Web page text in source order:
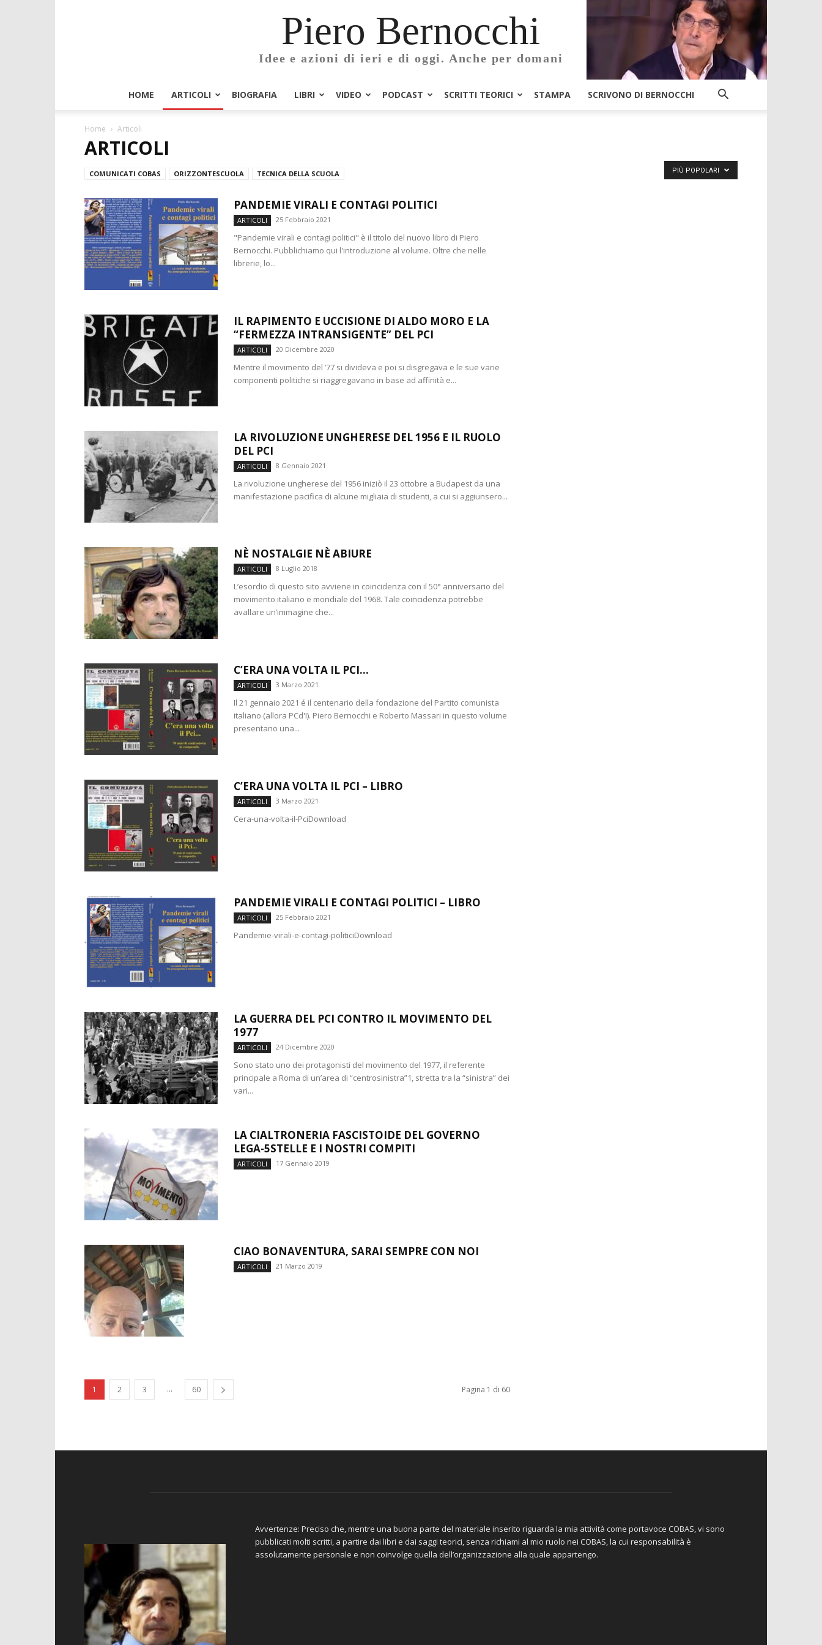
Piero Bernocchi
Idee e azioni di ieri e di oggi. Anche per domani
HOME ARTICOLI BIOGRAFIA LIBRI VIDEO PODCAST SCRITTI TEORICI STAMPA SCRIVONO DI BERNOCCHI
Home Articoli
ARTICOLI
COMUNICATI COBAS ORIZZONTESCUOLA TECNICA DELLA SCUOLA PIÙ POPOLARI
PANDEMIE VIRALI E CONTAGI POLITICI
ARTICOLI 25 Febbraio 2021
"Pandemie virali e contagi politici" è il titolo del nuovo libro di Piero
Bernocchi. Pubblichiamo qui l'introduzione al volume. Oltre che nelle
librerie, lo...
IL RAPIMENTO E UCCISIONE DI ALDO MORO E LA
“FERMEZZA INTRANSIGENTE” DEL PCI
ARTICOLI 20 Dicembre 2020
Mentre il movimento del ’77 si divideva e poi si disgregava e le sue varie
componenti politiche si riaggregavano in base ad affinità e...
LA RIVOLUZIONE UNGHERESE DEL 1956 E IL RUOLO
DEL PCI
ARTICOLI 8 Gennaio 2021
La rivoluzione ungherese del 1956 iniziò il 23 ottobre a Budapest da una
manifestazione pacifica di alcune migliaia di studenti, a cui si aggiunsero...
NÈ NOSTALGIE NÈ ABIURE
ARTICOLI 8 Luglio 2018
L’esordio di questo sito avviene in coincidenza con il 50° anniversario del
movimento italiano e mondiale del 1968. Tale coincidenza potrebbe
avallare un’immagine che...
C’ERA UNA VOLTA IL PCI…
ARTICOLI 3 Marzo 2021
Il 21 gennaio 2021 é il centenario della fondazione del Partito comunista
italiano (allora PCd'I). Piero Bernocchi e Roberto Massari in questo volume
presentano una...
C’ERA UNA VOLTA IL PCI – LIBRO
ARTICOLI 3 Marzo 2021
Cera-una-volta-il-PciDownload
PANDEMIE VIRALI E CONTAGI POLITICI – LIBRO
ARTICOLI 25 Febbraio 2021
Pandemie-virali-e-contagi-politiciDownload
LA GUERRA DEL PCI CONTRO IL MOVIMENTO DEL
1977
ARTICOLI 24 Dicembre 2020
Sono stato uno dei protagonisti del movimento del 1977, il referente
principale a Roma di un’area di “centrosinistra”1, stretta tra la “sinistra” dei
vari...
LA CIALTRONERIA FASCISTOIDE DEL GOVERNO
LEGA-5STELLE E I NOSTRI COMPITI
ARTICOLI 17 Gennaio 2019
CIAO BONAVENTURA, SARAI SEMPRE CON NOI
ARTICOLI 21 Marzo 2019
1 2 3 ... 60 Pagina 1 di 60
Avvertenze: Preciso che, mentre una buona parte del materiale inserito riguarda la mia attività come portavoce COBAS, vi sono
pubblicati molti scritti, a partire dai libri e dai saggi teorici, senza richiami al mio ruolo nei COBAS, la cui responsabilità è
assolutamente personale e non coinvolge quella dell’organizzazione alla quale appartengo.